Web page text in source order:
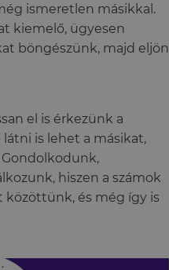
ismeretlen másikkal.
kiemelő, ügyesen
böngészünk, majd eljön
el is érkezünk a
is lehet a másikat,
hiszen a számok
közöttünk, és még így is